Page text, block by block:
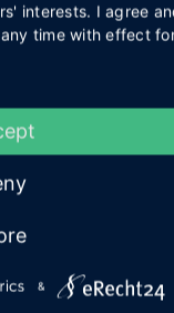
interests. I agree
time with effect
&